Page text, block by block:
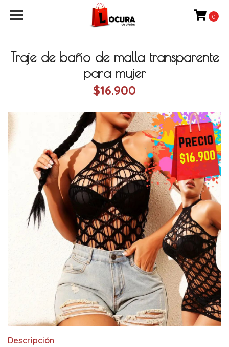
0
Traje de baño de malla transparente
para mujer
$16.900
Descripción